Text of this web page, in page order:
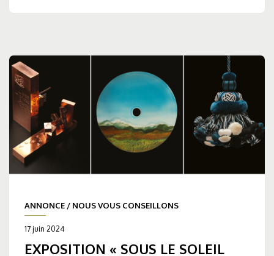
ANNONCE / NOUS VOUS CONSEILLONS
17 juin 2024
EXPOSITION « SOUS LE SOLEIL